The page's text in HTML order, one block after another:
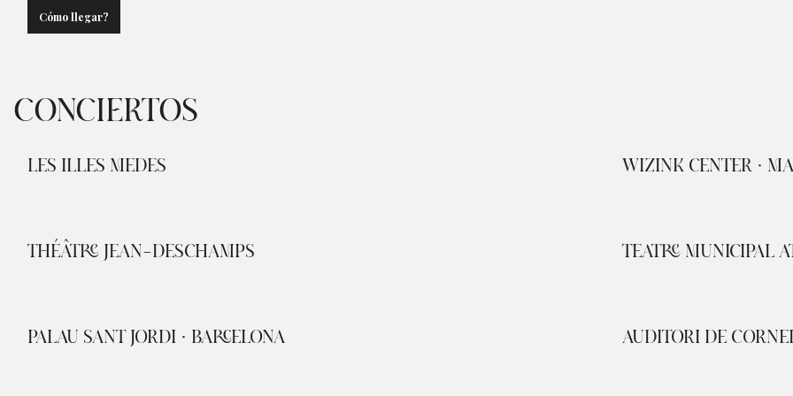
Cómo llegar?
CONCIERTOS
LES ILLES MEDES WIZINK CENTER ·
THÉÂTRE JEAN-DESCHAMPS TEATRE MUNICIPAL
PALAU SANT JORDI · BARCELONA AUDITORI DE